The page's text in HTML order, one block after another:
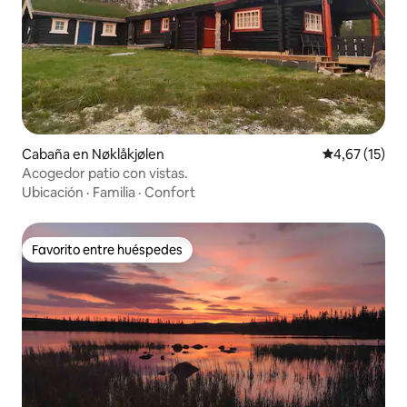
Cabaña en Nøklåkjølen Calificación
4,67 (15)
Acogedor patio con vistas.
Ubicación · Familia · Confort
Favorito entre huéspedes
Favorito entre huéspedes